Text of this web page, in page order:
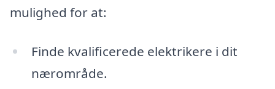
mulighed for at:
Finde kvalificerede elektrikere i dit
nærområde.